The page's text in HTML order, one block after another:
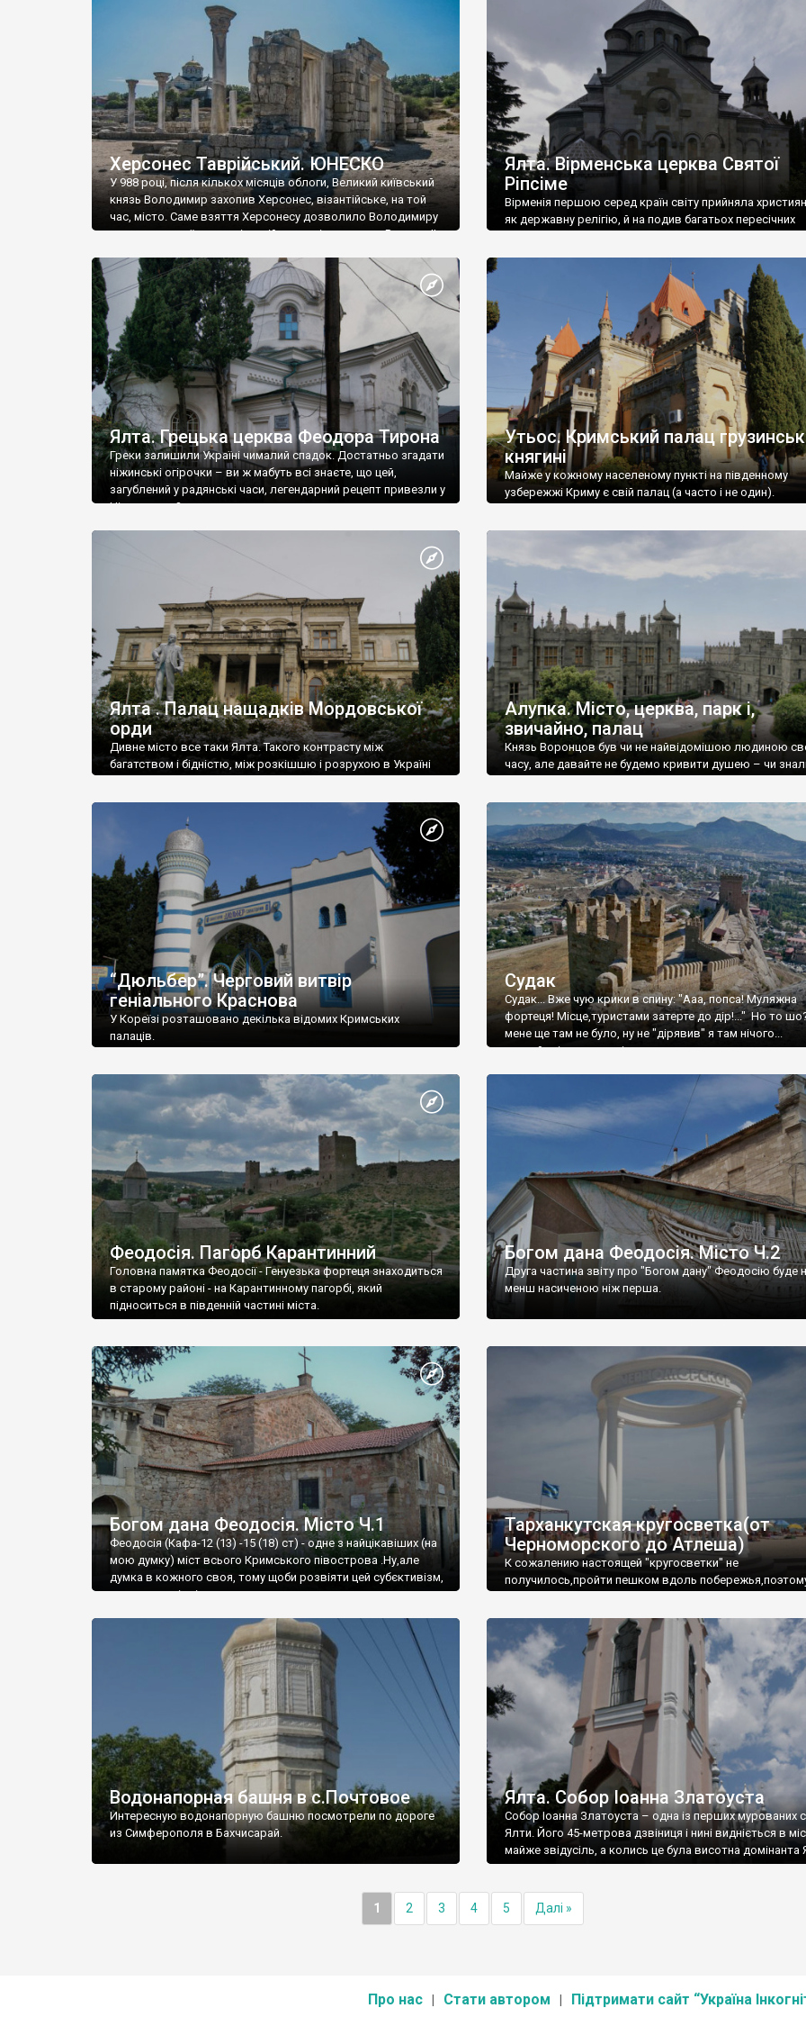
візантійської доби. Раритети викрадені з фондів об’єкту
культурної спадщини ЮНЕСКО «Херсонеса Таврійського».
Офіційно – на виставку «Золото Візантії», але експерти та
влада в Україні вважають це лише […]
називаються «повстяками» (postaki)…” “Вино. Крим
виробляє відмінне вино і його вдосталь: воно все
легке біле і дуже […]
Херсонес Таврійський. ЮНЕСКО
У 988 році, після кількох місяців облоги, Великий київський
князь Володимир захопив Херсонес, візантійське, на той
час, місто. Саме взяття Херсонесу дозволило Володимиру
диктувати свої умови візантійському імператору Василю ІІ,
Херсонесі Володимир-язичник, став Василем-
християнином. А потім було Хрещення Русі. На честь
Херсонесу Таврійського названо місто […]
Ялта. Вірменська церква Святої
Ріпсіме
Вірменія першою серед країн світу прийняла
як державну релігію, й на подив багатьох пересічних
Ялта. Грецька церква Феодора Тирона
Греки залишили Україні чималий спадок. Достатньо згадати
ніжинські огірочки – ви ж мабуть всі знаєте, що цей,
загублений у радянські часи, легендарний рецепт привезли у
Ніжин греки?
Утьос. Кримський палац
княгині
Майже у кожному населеному пункті на південному
узбережжі Криму є свій палац (а часто і не один).
Ялта . Палац нащадків Мордовської
орди
Дивне місто все таки Ялта. Такого контрасту між
багатством і бідністю, між розкішшю і розрухою в Україні
Алупка. Місто, церква, парк і,
звичайно, палац
Князь Воронцов був чи не найвідомішою людиною
часу, але давайте не будемо кривити душею – чи
“Дюльбер”. Черговий витвір
геніального Краснова
У Кореїзі розташовано декілька відомих Кримських
палаців.
Судак
Судак... Вже чую крики в спину: "Ааа, попса! Муляжна
фортеця! Місце,туристами затерте до дір!..." Но то
мене ще там не було, ну не "дірявив" я там нічого...
принаймні до цього літа.
Феодосія. Пагорб Карантинний
Головна памятка Феодосії - Генуезька фортеця знаходиться
в старому районі - на Карантинному пагорбі, який
підноситься в південній частині міста.
Богом дана Феодосія. Місто Ч.2
Друга частина звіту про "Богом дану" Феодосію буде
менш насиченою ніж перша.
Богом дана Феодосія. Місто Ч.1
Феодосія (Кафа-12 (13) -15 (18) ст) - одне з найцікавіших (на
мою думку) міст всього Кримського півострова .Ну,але
думка в кожного своя, тому щоби розвіяти цей субєктивізм,
запрошую відвідати це
Тарханкутская кругосветка(от
Черноморского до Атлеша)
К сожалению настоящей "кругосветки" не
получилось,пройти пешком вдоль
Водонапорная башня в с.Почтовое
Интересную водонапорную башню посмотрели по дороге
из Симферополя в Бахчисарай.
Ялта. Собор Іоанна Златоуста
Собор Іоанна Златоуста – одна із перших мурованих
Ялти. Його 45-метрова дзвіниця і нині видніється в
майже звідусіль, а колись це була висотна домінанта
1 2 3 4 5 Далі »
Про нас Стати автором Підтримати сайт “Україна